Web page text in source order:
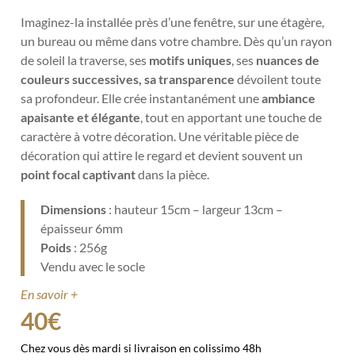
Imaginez-la installée près d’une fenêtre, sur une étagère,
un bureau ou même dans votre chambre. Dès qu’un rayon
de soleil la traverse, ses motifs uniques , ses nuances de
couleurs successives, sa transparencedévoilent toute
sa profondeur. Elle crée instantanément uneambiance
apaisante et élégante , tout en apportant une touche de
caractère à votre décoration. Une véritable pièce de
décoration qui attire le regard et devient souvent un
point focal captivantdans la pièce.
Dimensions : hauteur 15cm – largeur 13cm –
épaisseur 6mm
Poids : 256g
Vendu avec le socle
En savoir +
40€
Chez vous dès mardi si livraison en colissimo 48h